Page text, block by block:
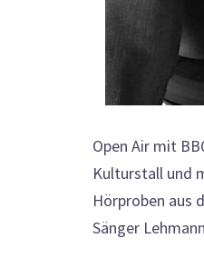
Open Air mit
Kulturstall und
Hörproben aus
Sänger